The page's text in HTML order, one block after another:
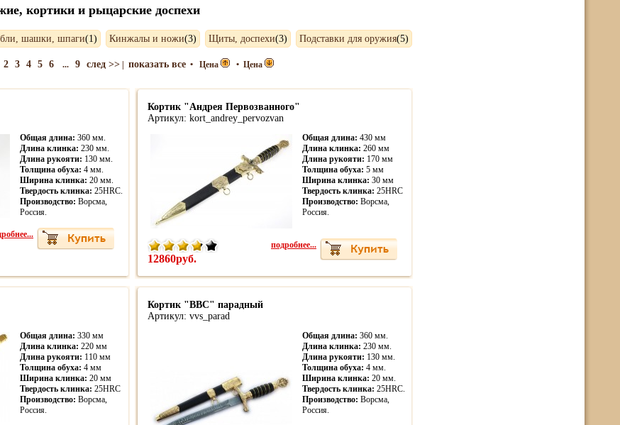
кортики и рыцарские доспехи
шашки, шпаги(1) Кинжалы и ножи(3) Щиты, доспехи(3) Подставки для оружия(5)
2 3 4 5 6... 9 след >>| показать все• Цена • Цена
Общая длина: 360 мм.
Длина клинка: 230 мм.
Длина рукояти: 130 мм.
Толщина обуха: 4 мм.
Ширина клинка: 20 мм.
Твердость клинка: 25HRC.
Производство: Ворсма,
Россия.
Кортик "Андрея Первозванного"
Артикул: kort_andrey_pervozvan
Общая длина: 430 мм
Длина клинка: 260 мм
Длина рукояти: 170 мм
Толщина обуха: 5 мм
Ширина клинка: 30 мм
Твердость клинка: 25HRC
Производство: Ворсма,
Россия.
12860руб.
подробнее...
Общая длина: 330 мм
Длина клинка: 220 мм
Длина рукояти: 110 мм
Толщина обуха: 4 мм
Ширина клинка: 20 мм
Твердость клинка: 25HRC
Производство: Ворсма,
Россия.
Кортик "ВВС" парадный
Артикул: vvs_parad
Общая длина: 360 мм.
Длина клинка: 230 мм.
Длина рукояти: 130 мм.
Толщина обуха: 4 мм.
Ширина клинка: 20 мм.
Твердость клинка: 25HRC.
Производство: Ворсма,
Россия.